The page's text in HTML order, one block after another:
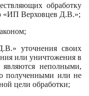
обработку
«ИП Верховцев Д.В.»;
уточнения своих
или уничтожения в
являются неполными,
полученными или не
цели обработки;